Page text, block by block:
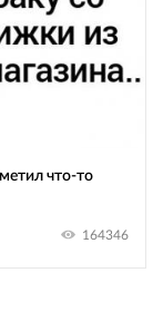
что-то
164346